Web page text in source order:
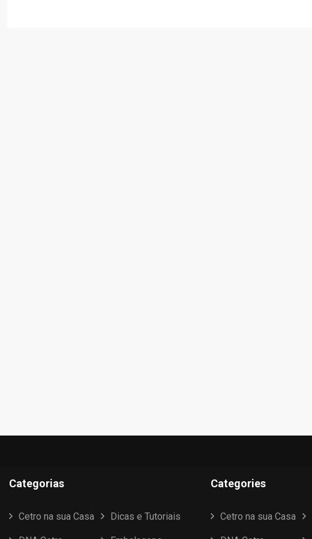
Categorias
Cetro na sua Casa Dicas e Tutoriais
Categories
Cetro na sua Casa